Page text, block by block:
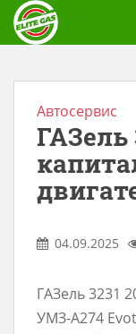
Автосервис
ГАЗель
04.09.2025
ГАЗель 3231
УМЗ-А274